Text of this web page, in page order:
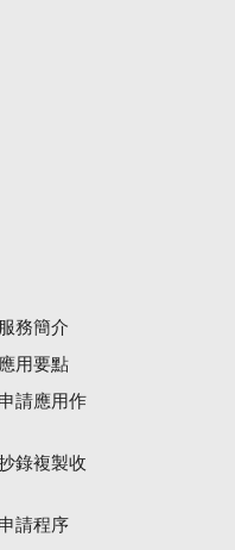
務簡介
用要點
請應用作
錄複製收
請程序